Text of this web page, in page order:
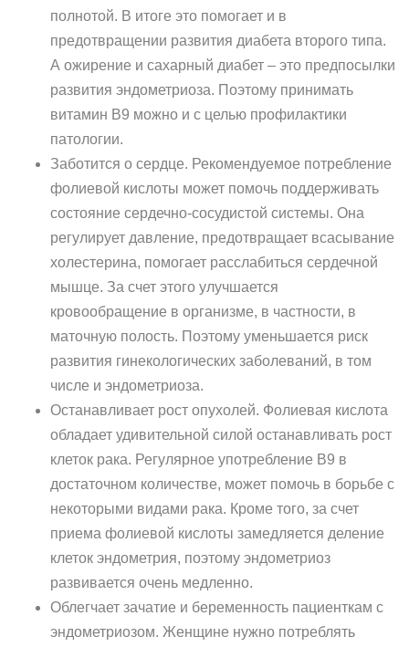
полнотой. В итоге это помогает и в
предотвращении развития диабета второго типа.
А ожирение и сахарный диабет – это предпосылки
развития эндометриоза. Поэтому принимать
витамин B9 можно и с целью профилактики
патологии.
Заботится о сердце. Рекомендуемое потребление
фолиевой кислоты может помочь поддерживать
состояние сердечно-сосудистой системы. Она
регулирует давление, предотвращает всасывание
холестерина, помогает расслабиться сердечной
мышце. За счет этого улучшается
кровообращение в организме, в частности, в
маточную полость. Поэтому уменьшается риск
развития гинекологических заболеваний, в том
числе и эндометриоза.
Останавливает рост опухолей. Фолиевая кислота
обладает удивительной силой останавливать рост
клеток рака. Регулярное употребление B9 в
достаточном количестве, может помочь в борьбе с
некоторыми видами рака. Кроме того, за счет
приема фолиевой кислоты замедляется деление
клеток эндометрия, поэтому эндометриоз
развивается очень медленно.
Облегчает зачатие и беременность пациенткам с
эндометриозом. Женщине нужно потреблять